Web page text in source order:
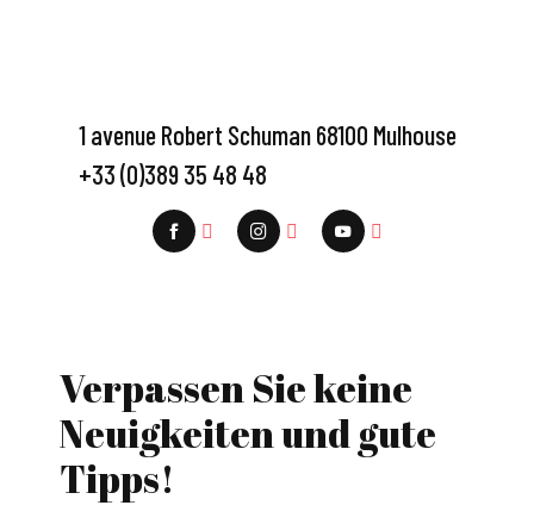
1 avenue Robert Schuman 68100 Mulhouse
+33 (0)389 35 48 48
Verpassen Sie keine
Neuigkeiten und gute
Tipps!